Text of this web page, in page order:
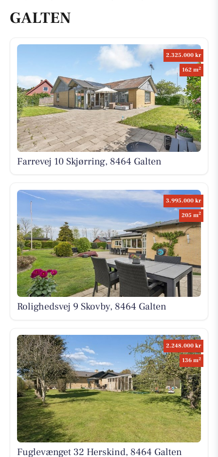
GALTEN
2.325.000 kr
162 m2
Farrevej 10 Skjørring, 8464 Galten
3.995.000 kr
205 m2
Rolighedsvej 9 Skovby, 8464 Galten
2.248.000 kr
136 m2
Fuglevænget 32 Herskind, 8464 Galten